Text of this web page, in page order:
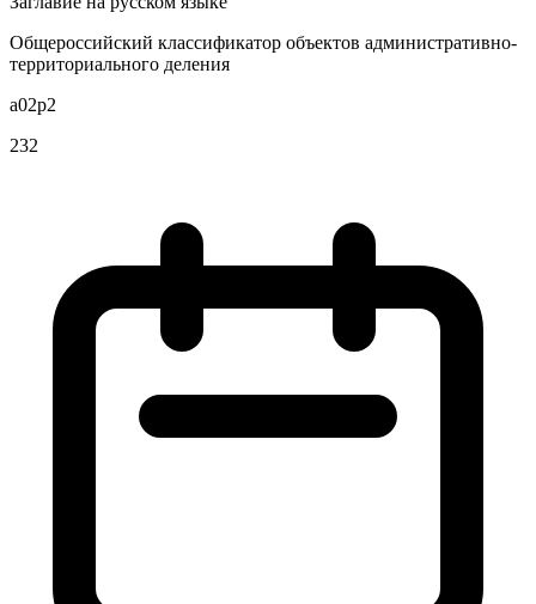
Общероссийский классификатор объектов административно-
территориального деления
a02p2
232